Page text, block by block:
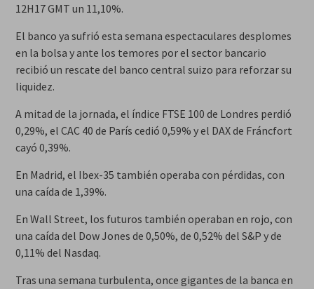
12H17 GMT un 11,10%.
El banco ya sufrió esta semana espectaculares desplomes
en la bolsa y ante los temores por el sector bancario
recibió un rescate del banco central suizo para reforzar su
liquidez.
A mitad de la jornada, el índice FTSE 100 de Londres perdió
0,29%, el CAC 40 de París cedió 0,59% y el DAX de Fráncfort
cayó 0,39%.
En Madrid, el Ibex-35 también operaba con pérdidas, con
una caída de 1,39%.
En Wall Street, los futuros también operaban en rojo, con
una caída del Dow Jones de 0,50%, de 0,52% del S&P y de
0,11% del Nasdaq.
Tras una semana turbulenta, once gigantes de la banca en